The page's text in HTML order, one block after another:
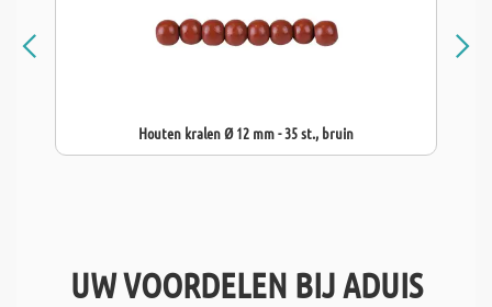
Houten kralen Ø 12 mm - 35 st., bruin
UW VOORDELEN BIJ ADUIS